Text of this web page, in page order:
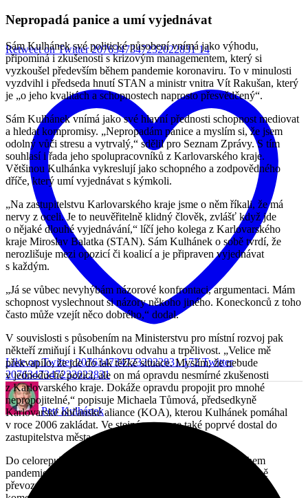
Retweet on Twitter 2076347347232022831 14
Like on Twitter 2076347347232022831 172 Twitter
2076347347232022831
Petr Kulhánek
Nepropadá panice a umí vyjednávat
Sám Kulhánek své politické působení vnímá jako výhodu,
připomíná i zkušenosti s krizovým managementem, který si
vyzkoušel především během pandemie koronaviru. To v minulosti
vyzdvihl i předseda hnutí STAN a ministr vnitra Vít Rakušan, který
je „o jeho kvalitách a schopnostech naprosto přesvědčený“.
Sám Kulhánek vnímá jako své hlavní přednosti schopnost mediovat
a hledat kompromisy. „Nepropadám panice a myslím si, že jsem
odolný vůči stresu a vytrvalý,“ sdělil pro Seznam Zprávy. S tím
souhlasí i řada jeho spolupracovníků z Karlovarského kraje.
Většinou Kulhánka vykreslují jako schopného a zodpovědného
dříče, který umí vyjednávat s kýmkoli.
„Na zastupitelstvu Karlovarského kraje jsme o něm říkali, že má
nervy z oceli. Je to neuvěřitelně klidný člověk, zvlášť když jde
o nějaké dlouhé vyjednávání,“ líčí jeho kolega z Karlovarského
kraje Miroslav Balatka (STAN). Sám Kulhánek o sobě tvrdí, že
nerozlišuje mezi opozicí či koalicí a je připraven vyjednávat
s každým.
„Já se vůbec nevyhýbám názorové konfrontaci, argumentaci. Mám
schopnost vyslechnout si názory někoho jiného. Koneckonců z toho
často může vzejít něco dobrého,“ dodal.
V souvislosti s působením na Ministerstvu pro místní rozvoj pak
někteří zmiňují i Kulhánkovu odvahu a trpělivost. „Velice mě
překvapilo, že jde do tak těžké situace. Myslím, že nebude
v jednoduché pozici, ale on má opravdu nesmírné zkušenosti
z Karlovarského kraje. Dokáže opravdu propojit pro mnohé
nepropojitelné,“ popisuje Michaela Tůmová, předsedkyně
Karlovarské občanské aliance (KOA), kterou Kulhánek pomáhal
v roce 2006 zakládat. Ve stejném roce se také poprvé dostal do
zastupitelstva města.
Do celorepublikového povědomí se Kulhánek dostal během
pandemie, kdy aktivně řešil spolupráci s Německem ohledně
převozu pacientů. Tehdy se i poměrně často vymezoval ke